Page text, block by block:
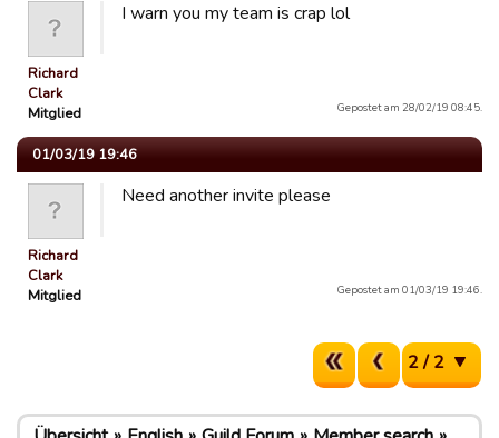
Richard
Clark
Mitglied
I warn you my team is crap lol
Gepostet am 28/02/19 08:45.
01/03/19 19:46
Richard
Clark
Mitglied
Need another invite please
Gepostet am 01/03/19 19:46.
2 / 2